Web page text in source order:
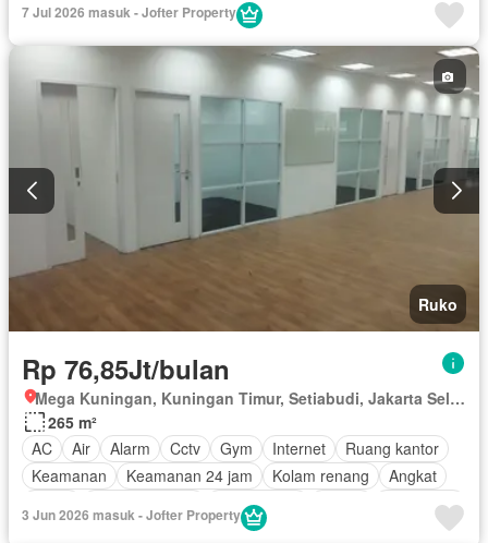
7 Jul 2026 masuk - Jofter Property
Ruko
Rp 76,85Jt/bulan
Mega Kuningan, Kuningan Timur, Setiabudi, Jakarta Selatan, Daerah Khusus Ibukota Jakarta
265 m²
AC
Air Alarm Cctv Gym Internet
Ruang kantor
Keamanan
Keamanan 24 jam Kolam renang
Angkat
Rumah jaga
Telephone
Sebagian perabotan
3 Jun 2026 masuk - Jofter Property